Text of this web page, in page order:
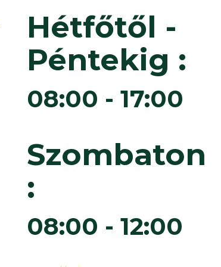
Hétfőtől -
Péntekig :
08:00 - 17:00
Szombaton
:
08:00 - 12:00